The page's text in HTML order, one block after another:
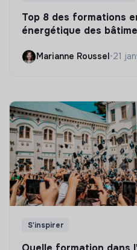
Top 8 des formations
énergétique des
Marianne Roussel•21
S'inspirer